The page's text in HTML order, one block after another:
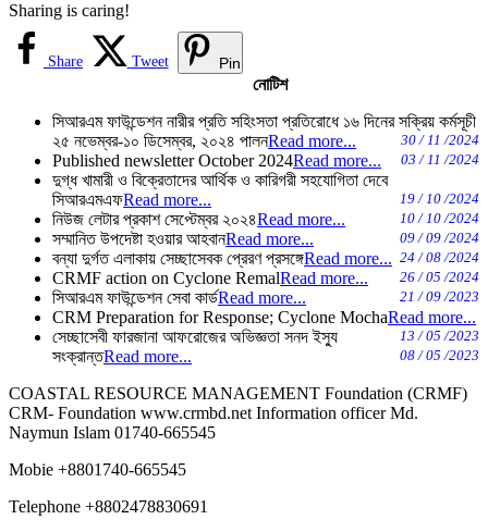
Sharing is caring!
Share Tweet Pin
নোটিশ
সিআরএম ফাউন্ডেশন নারীর প্রতি সহিংসতা প্রতিরোধে ১৬ দিনের সক্রিয় কর্মসূচী
২৫ নভেম্বর-১০ ডিসেম্বর, ২০২৪ পালনRead more... 30 / 11 /2024
Published newsletter October 2024Read more... 03 / 11 /2024
দুগ্ধ খামারী ও বিক্রেতাদের আর্থিক ও কারিগরী সহযোগিতা দেবে
সিআরএমএফRead more... 19 / 10 /2024
নিউজ লেটার প্রকাশ সেপ্টেম্বর ২০২৪Read more... 10 / 10 /2024
সম্মানিত উপদেষ্টা হওয়ার আহবানRead more... 09 / 09 /2024
বন্যা দুর্গত এলাকায় সেচ্ছাসেবক প্রেরণ প্রসঙ্গেRead more... 24 / 08 /2024
CRMF action on Cyclone RemalRead more... 26 / 05 /2024
সিআরএম ফাউন্ডেশন সেবা কার্ডRead more... 21 / 09 /2023
CRM Preparation for Response; Cyclone MochaRead more...
13 / 05 /2023
সেচ্ছাসেবী ফারজানা আফরোজের অভিজ্ঞতা সনদ ইস্যু
সংক্রান্তRead more... 08 / 05 /2023
COASTAL RESOURCE MANAGEMENT Foundation (CRMF)
CRM- Foundation www.crmbd.net Information officer Md.
Naymun Islam 01740-665545
Mobie +8801740-665545
Telephone +8802478830691